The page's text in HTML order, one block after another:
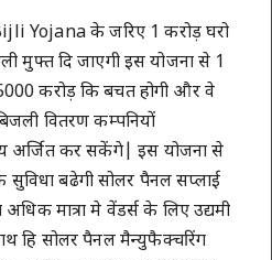
Yojana के जरिए 1 करोड़ घरो
मुफ्त दि जाएगी इस योजना से 1
करोड़ कि बचत होगी और वे
वितरण कम्पनियों
कर सकेंगे| इस योजना से
सुविधा बढेगी सोलर पैनल सप्लाई
मात्रा मे वेंडर्स के लिए उद्यमी
हि सोलर पैनल मैन्युफैक्चरिंग